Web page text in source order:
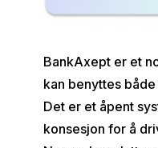
BankAxept er et
kan benyttes
Det er et åpent
konsesjon for å